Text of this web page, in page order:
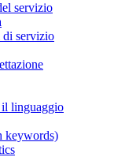
servizio
di servizio
il linguaggio
keywords)